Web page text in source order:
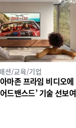
션/교육/기업
마존 프라임 비디오에
드밴스드’ 기술 선보여